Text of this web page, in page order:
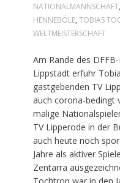
NATIONALMANNSCHAFT,
HENNEBÖLE, TOBIAS
WELTMEISTERSCHAFT
Am Rande des
Lippstadt erfuhr
gastgebenden TV
auch corona-bedingt
malige
TV Lipperode in der
auch heute noch
Jahre als aktiver
Zentarra
Tochtrop war in den